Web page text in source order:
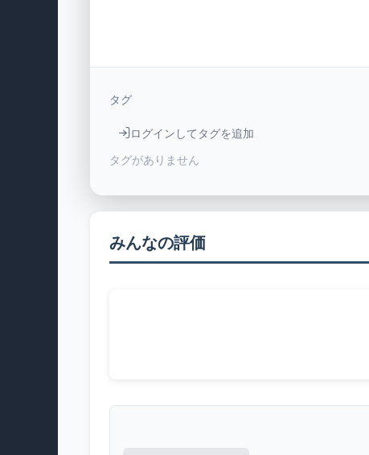
タグ
ログインしてタグを追加
タグがありません
みんなの評価